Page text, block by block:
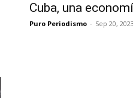
Cuba, una
Puro Periodismo - Sep 20, 2023